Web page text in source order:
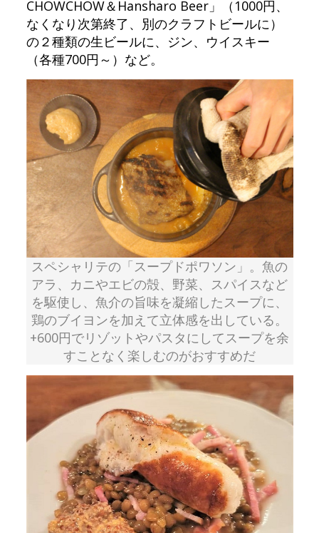
CHOWCHOW＆Hansharo Beer」（1000円、
なくなり次第終了、別のクラフトビールに）
の２種類の生ビールに、ジン、ウイスキー
（各種700円～）など。
スペシャリテの「スープドポワソン」。魚の
アラ、カニやエビの殻、野菜、スパイスなど
を駆使し、魚介の旨味を凝縮したスープに、
鶏のブイヨンを加えて立体感を出している。
+600円でリゾットやパスタにしてスープを余
すことなく楽しむのがおすすめだ